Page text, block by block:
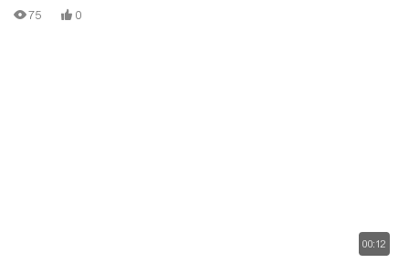
conectores de alumínio, trilhos de rolos de aço e placas de madeira.
75 0
00:12